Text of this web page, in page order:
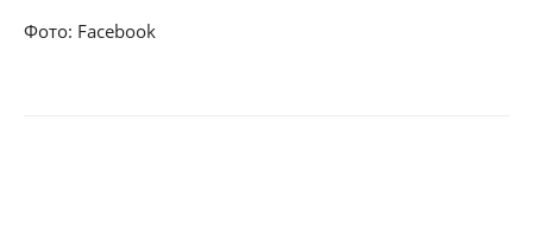
Фото: Facebook